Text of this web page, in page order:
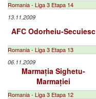
Romania - Liga 3 Etapa 14
13.11.2009
AFC Odorheiu-Secuiesc
Romania - Liga 3 Etapa 13
06.11.2009
Marmația Sighetu-
Marmației
Romania - Liga 3 Etapa 12